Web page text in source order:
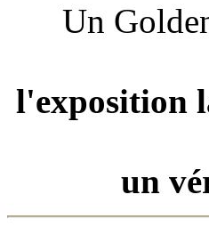
Un
l'exposition
un